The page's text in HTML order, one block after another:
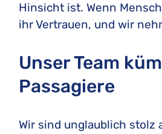
Hinsicht ist. Wenn
ihr Vertrauen, und wir
Unser Team
Passagiere
Wir sind unglaublich stolz